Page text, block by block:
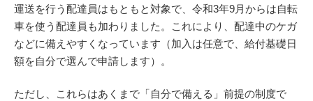
運送を行う配達員はもともと対象で、令和3年9月からは自転
車を使う配達員も加わりました。これにより、配達中のケガ
などに備えやすくなっています（加入は任意で、給付基礎日
額を自分で選んで申請します）。
ただし、これらはあくまで「自分で備える」前提の制度で